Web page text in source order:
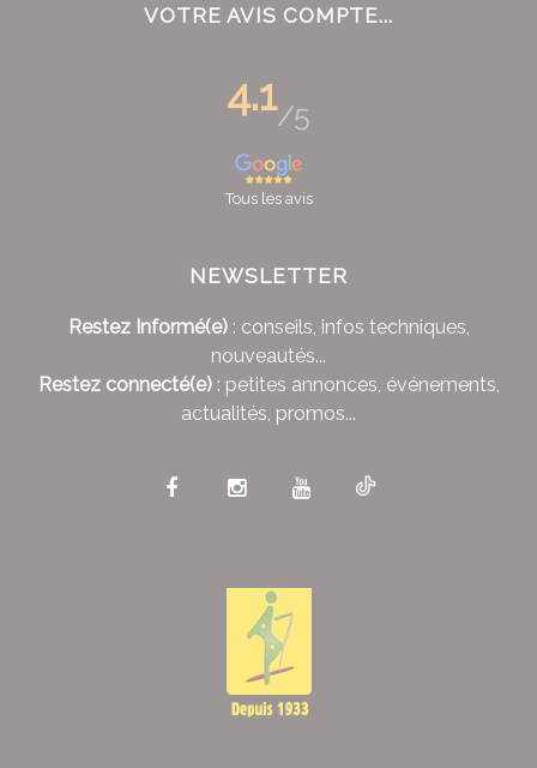
VOTRE AVIS COMPTE...
4.1/5
Tous les avis
NEWSLETTER
Restez Informé(e): conseils, infos techniques,
nouveautés...
Restez connecté(e): petites annonces, événements,
actualités, promos...